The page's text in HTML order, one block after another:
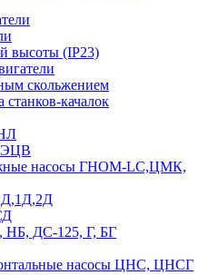
высоты (IP23)
скольжением
станков-качалок
ЭЦВ
насосы ГНОМ-LC,ЦМК,
Д,1Д,2Д
ДС-125, Г, БГ
насосы ЦНС, ЦНСГ